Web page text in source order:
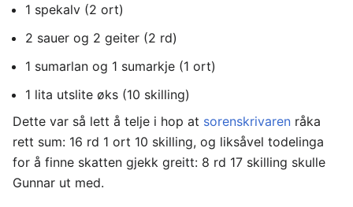
1 spekalv (2 ort)
2 sauer og 2 geiter (2 rd)
1 sumarlan og 1 sumarkje (1 ort)
1 lita utslite øks (10 skilling)
Dette var så lett å telje i hop at sorenskrivaren råka
rett sum: 16 rd 1 ort 10 skilling, og liksåvel todelinga
for å finne skatten gjekk greitt: 8 rd 17 skilling skulle
Gunnar ut med.